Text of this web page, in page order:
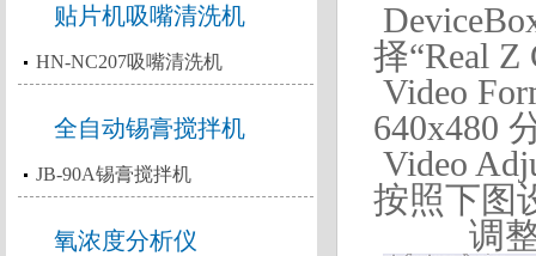
贴片机吸嘴清洗机
HN-NC207吸嘴清洗机
全自动锡膏搅拌机
JB-90A锡膏搅拌机
氧浓度分析仪
择“Real Z
Video
640x480
Video
按照下图
调